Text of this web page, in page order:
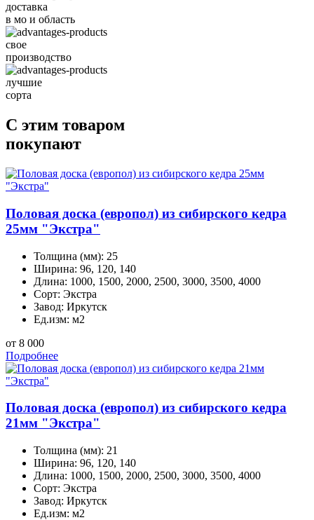
доставка
в мо и область
свое
производство
лучшие
сорта
С этим товаром
покупают
Половая доска (европол) из сибирского кедра
25мм "Экстра"
Толщина (мм): 25
Ширина: 96, 120, 140
Длина: 1000, 1500, 2000, 2500, 3000, 3500, 4000
Сорт: Экстра
Завод: Иркутск
Ед.изм: м2
от 8 000
Подробнее
Половая доска (европол) из сибирского кедра
21мм "Экстра"
Толщина (мм): 21
Ширина: 96, 120, 140
Длина: 1000, 1500, 2000, 2500, 3000, 3500, 4000
Сорт: Экстра
Завод: Иркутск
Ед.изм: м2